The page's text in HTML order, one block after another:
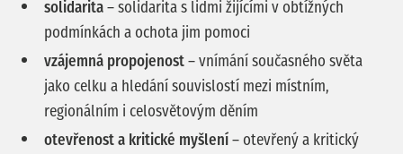
solidarita – solidarita s lidmi žijícími v obtížných
podmínkách a ochota jim pomoci
vzájemná propojenost – vnímání současného světa
jako celku a hledání souvislostí mezi místním,
regionálním i celosvětovým děním
otevřenost a kritické myšlení – otevřený a kritický